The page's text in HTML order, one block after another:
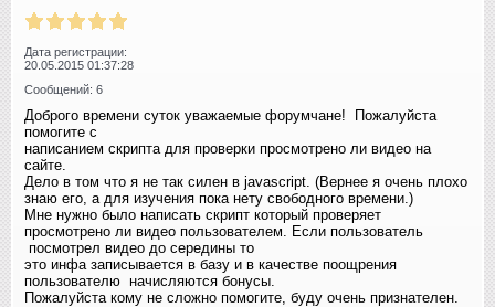
Дата регистрации:
20.05.2015 01:37:28
Сообщений: 6
Доброго времени суток уважаемые форумчане! Пожалуйста
помогите с
написанием скрипта для проверки просмотрено ли видео на
сайте.
Дело в том что я не так силен в javascript. (Вернее я очень плохо
знаю его, а для изучения пока нету свободного времени.)
Мне нужно было написать скрипт который проверяет
просмотрено ли видео пользователем. Если пользователь
посмотрел видео до середины то
это инфа записывается в базу и в качестве поощрения
пользователю начисляются бонусы.
Пожалуйста кому не сложно помогите, буду очень признателен.